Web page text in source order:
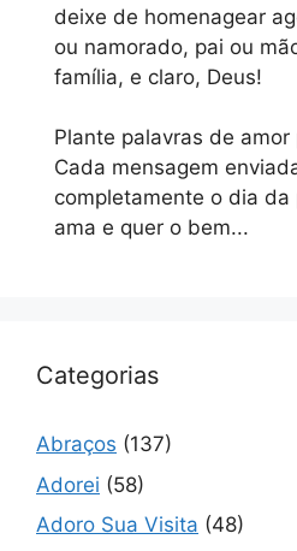
deixe de homenagear
ou namorado, pai ou
família, e claro, Deus!
Plante palavras de
Cada mensagem
completamente o dia da
ama e quer o bem...
Categorias
Abraços (137)
Adorei (58)
Adoro Sua Visita (48)